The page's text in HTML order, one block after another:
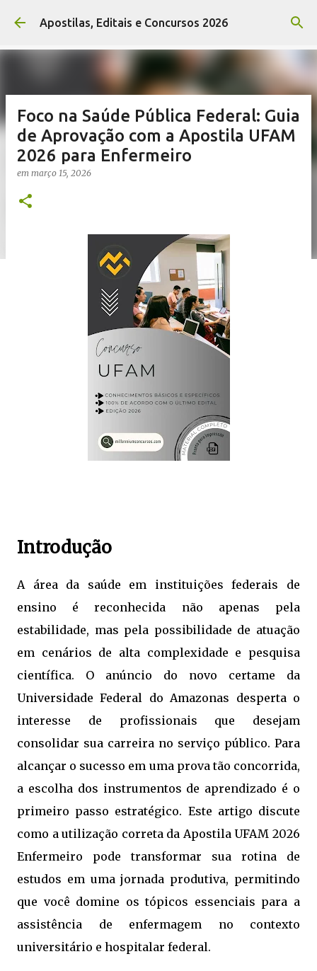
Pular para o conteúdo principal
Apostilas, Editais e Concursos 2026
Foco na Saúde Pública Federal: Guia
de Aprovação com a Apostila UFAM
2026 para Enfermeiro
em março 15, 2026
Introdução
A área da saúde em instituições federais de
ensino é reconhecida não apenas pela
estabilidade, mas pela possibilidade de atuação
em cenários de alta complexidade e pesquisa
científica. O anúncio do novo certame da
Universidade Federal do Amazonas desperta o
interesse de profissionais que desejam
consolidar sua carreira no serviço público. Para
alcançar o sucesso em uma prova tão concorrida,
a escolha dos instrumentos de aprendizado é o
primeiro passo estratégico. Este artigo discute
como a utilização correta da Apostila UFAM 2026
Enfermeiro pode transformar sua rotina de
estudos em uma jornada produtiva, permitindo
que você domine os tópicos essenciais para a
assistência de enfermagem no contexto
universitário e hospitalar federal.